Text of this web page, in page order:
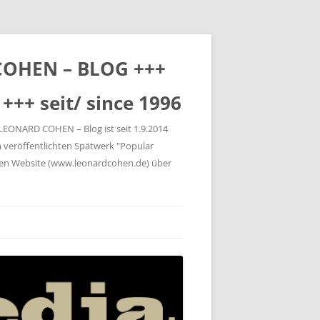
– BLOG +++
seit/ since 1996
COHEN – Blog ist seit 1.9.2014
veröffentlichten Spätwerk "Popular
Website (www.leonardcohen.de) über